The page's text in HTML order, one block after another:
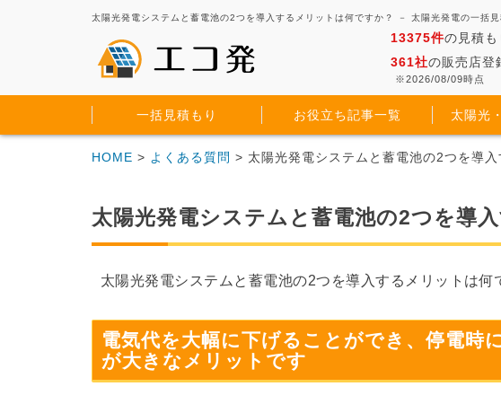
太陽光発電システムと蓄電池の2つを導入するメリットは何ですか？ － 太陽光発電の一括
13375件の見積も
361社の販売店登
※2026/08/09時点
一括見積もり お役立ち記事一覧 太陽光
HOME > よくある質問 > 太陽光発電システムと蓄電池の2つを導
太陽光発電システムと蓄電池の2つを導
太陽光発電システムと蓄電池の2つを導入するメリットは何
電気代を大幅に下げることができ、停電時
が大きなメリットです